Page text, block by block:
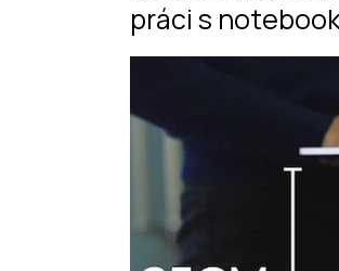
práci s